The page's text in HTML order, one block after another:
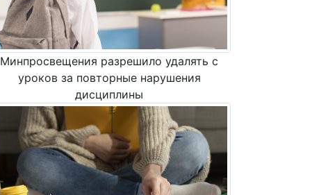
Минпросвещения разрешило удалять с
уроков за повторные нарушения
дисциплины